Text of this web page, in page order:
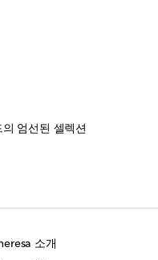
엄선된 셀렉션
소개